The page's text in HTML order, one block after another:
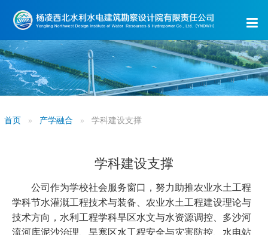
首页 产学融合 学科建设支撑
学科建设支撑
公司作为学校社会服务窗口，努力助推农业水土工程
学科节水灌溉工程技术与装备、农业水土工程建设理论与
技术方向，水利工程学科旱区水文与水资源调控、多沙河
流河库泥沙治理、旱寒区水工程安全与灾害防控、水电站